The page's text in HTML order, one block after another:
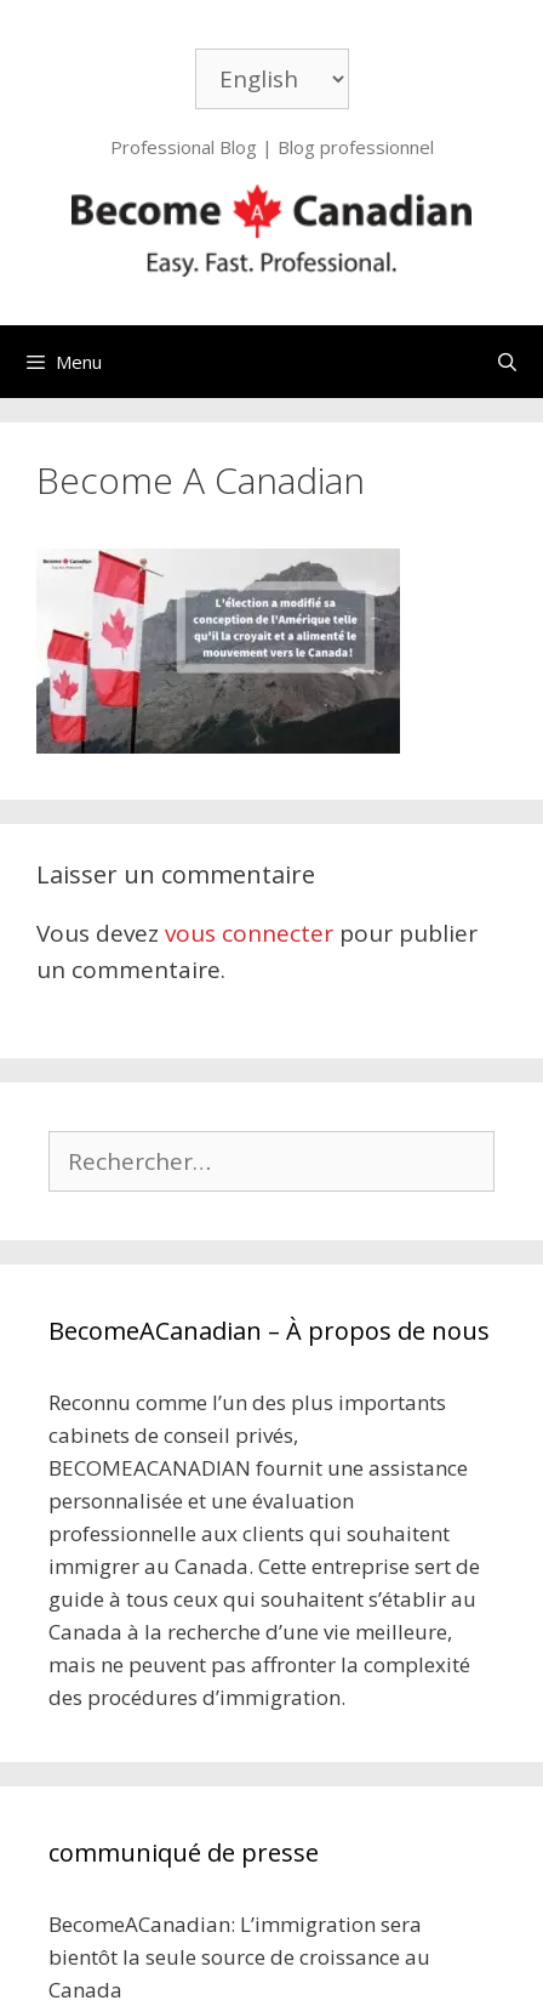
Choisir
une
langue
Professional Blog | Blog professionnel
Menu
Become A Canadian
Laisser un commentaire
Vous devez vous connecter pour publier
un commentaire.
Rechercher :
BecomeACanadian – À propos de nous
Reconnu comme l’un des plus importants
cabinets de conseil privés,
BECOMEACANADIAN fournit une assistance
personnalisée et une évaluation
professionnelle aux clients qui souhaitent
immigrer au Canada. Cette entreprise sert de
guide à tous ceux qui souhaitent s’établir au
Canada à la recherche d’une vie meilleure,
mais ne peuvent pas affronter la complexité
des procédures d’immigration.
communiqué de presse
BecomeACanadian: L’immigration sera
bientôt la seule source de croissance au
Canada